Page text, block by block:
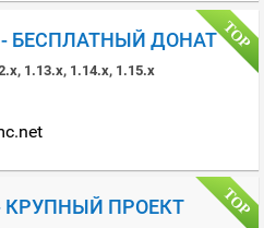
- БЕСПЛАТНЫЙ ДОНАТ
1.13.x, 1.14.x, 1.15.x
- КРУПНЫЙ ПРОЕКТ